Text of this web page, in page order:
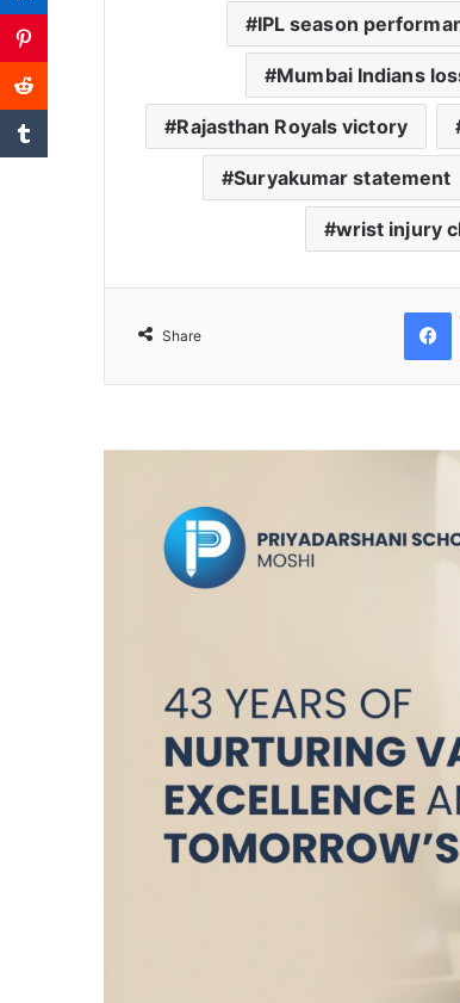
IPL season
Mumbai Indians
Rajasthan Royals victory
Suryakumar statement
wrist injury
Share